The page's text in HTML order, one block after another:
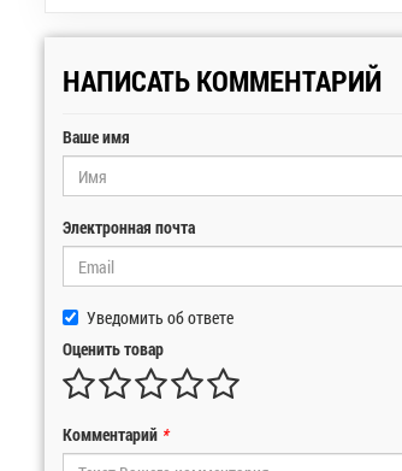
НАПИСАТЬ КОММЕНТАРИЙ
Ваше имя
Электронная почта
Уведомить об ответе
Оценить товар
Комментарий *